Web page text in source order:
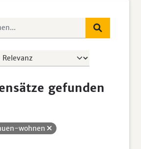
gefunden
wohnen